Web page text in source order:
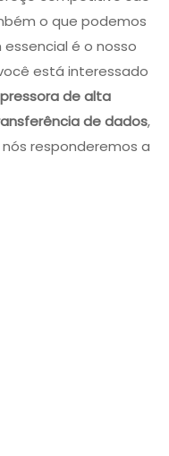
o que podemos
é o nosso
está interessado
de alta
de dados,
responderemos a